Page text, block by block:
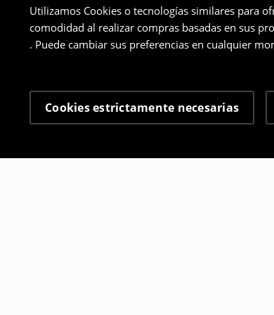
Utilizamos Cookies o tecnologías similares para
comodidad al realizar compras basadas en sus
. Puede cambiar sus preferencias en cualquier
Cookies estrictamente necesarias